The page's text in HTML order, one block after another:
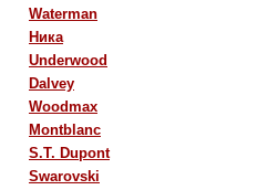
Waterman
Ника
Underwood
Dalvey
Woodmax
Montblanc
S.T. Dupont
Swarovski